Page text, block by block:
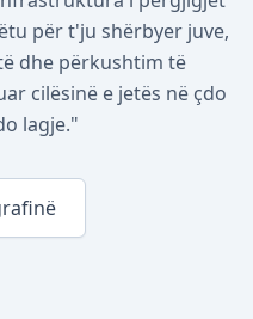
për t'ju shërbyer juve,
dhe përkushtim të
cilësinë e jetës në çdo
lagje."